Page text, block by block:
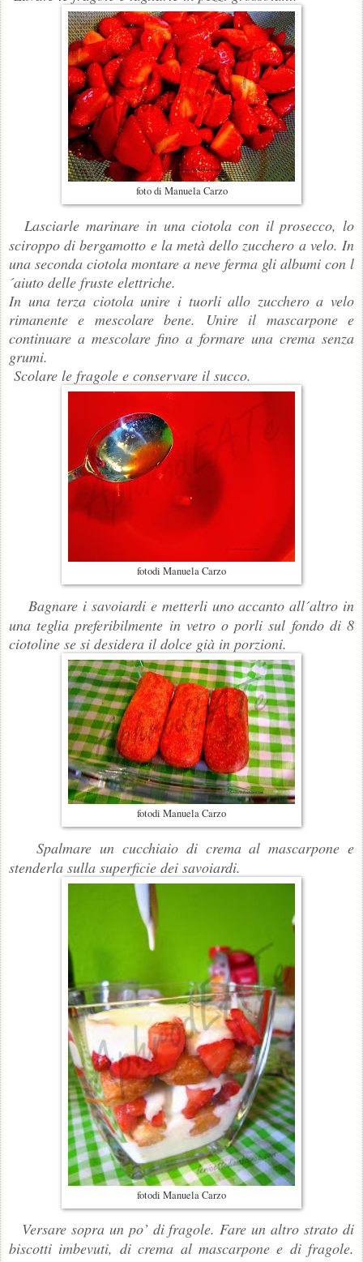
foto di Manuela Carzo
Lasciarle marinare in una ciotola con il prosecco, lo
sciroppo di bergamotto e la metà dello zucchero a velo. In
una seconda ciotola montare a neve ferma gli albumi con l
´aiuto delle fruste elettriche.
In una terza ciotola unire i tuorli allo zucchero a velo
rimanente e mescolare bene. Unire il mascarpone e
continuare a mescolare fino a formare una crema senza
grumi.
Scolare le fragole e conservare il succo.
fotodi Manuela Carzo
Bagnare i savoiardi e metterli uno accanto all´altro in
una teglia preferibilmente in vetro o porli sul fondo di 8
ciotoline se si desidera il dolce già in porzioni.
fotodi Manuela Carzo
Spalmare un cucchiaio di crema al mascarpone e
stenderla sulla superficie dei savoiardi.
fotodi Manuela Carzo
Versare sopra un po’ di fragole. Fare un altro strato di
biscotti imbevuti, di crema al mascarpone e di fragole.